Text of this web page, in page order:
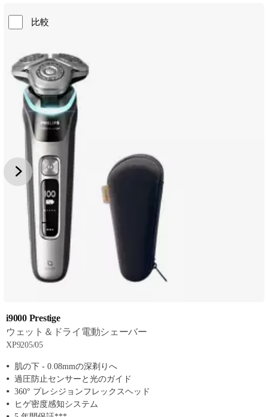
比較
i9000 Prestige
ウェット＆ドライ電動シェーバー
XP9205/05
肌の下 - 0.08mmの深剃りへ
過圧防止センサーと光のガイド
360° プレシジョンフレックスヘッド
ヒゲ密度感知システム